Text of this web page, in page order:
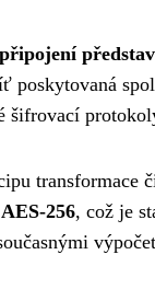
šifrovací
transformace
256, což je